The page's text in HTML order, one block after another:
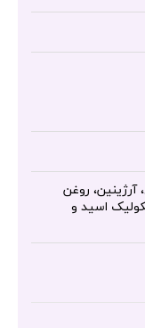
آرژینین، روغن
اسید و